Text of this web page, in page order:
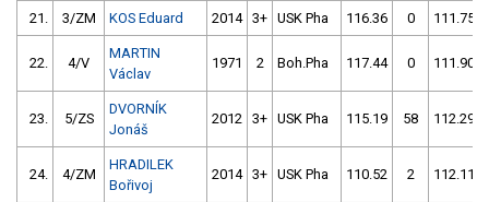
21. 3/ZM KOS Eduard 2014 3+ USK Pha 116.36 0 111.75
22. 4/V
MARTIN
Václav
1971 2 Boh.Pha 117.44 0 111.90
23. 5/ZS
DVORNÍK
Jonáš
2012 3+ USK Pha 115.19 58 112.29
24. 4/ZM
HRADILEK
Bořivoj
2014 3+ USK Pha 110.52 2 112.11